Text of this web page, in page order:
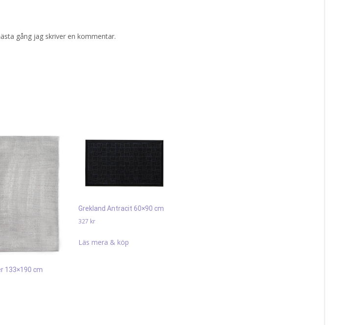
gång jag skriver en kommentar.
133×190 cm
Grekland Antracit 60×90 cm
327 kr
Läs mera & köp